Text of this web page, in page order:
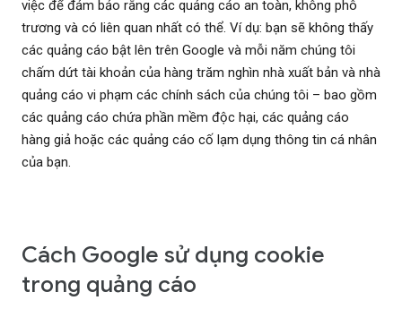
việc để đảm bảo rằng các quảng cáo an toàn, không phô
trương và có liên quan nhất có thể. Ví dụ: bạn sẽ không thấy
các quảng cáo bật lên trên Google và mỗi năm chúng tôi
chấm dứt tài khoản của hàng trăm nghìn nhà xuất bản và nhà
quảng cáo vi phạm các chính sách của chúng tôi – bao gồm
các quảng cáo chứa phần mềm độc hại, các quảng cáo
hàng giả hoặc các quảng cáo cố lạm dụng thông tin cá nhân
của bạn.
Cách Google sử dụng cookie
trong quảng cáo